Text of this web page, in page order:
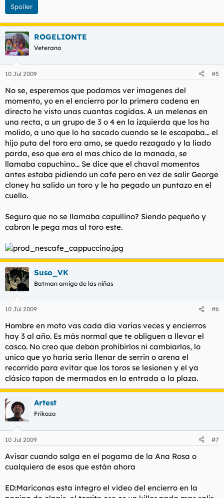
Spoiler
ROGELIONTE
Veterano
10 Jul 2009 #5
No se, esperemos que podamos ver imagenes del
momento, yo en el encierro por la primera cadena en
directo he visto unas cuantas cogidas. A un melenas en
una recta, a un grupo de 3 o 4 en la izquierda que los ha
molido, a uno que lo ha sacado cuando se le escapaba... el
hijo puta del toro era amo, se quedo rezagado y la liado
parda, eso que era el mas chico de la manada, se
llamaba capuchino... Se dice que el chaval momentos
antes estaba pidiendo un cafe pero en vez de salir George
cloney ha salido un toro y le ha pegado un puntazo en el
cuello.
Seguro que no se llamaba capullino? Siendo pequeño y
cabron le pega mas al toro este.
Suso_VK
Batman amigo de las niñas
10 Jul 2009 #6
Hombre en moto vas cada dia varias veces y encierros
hay 3 al año. Es más normal que te obliguen a llevar el
casco. No creo que deban prohibirlos ni cambiarlos, lo
unico que yo haria seria llenar de serrin o arena el
recorrido para evitar que los toros se lesionen y el ya
clásico tapon de mermados en la entrada a la plaza.
Artest
Frikazo
10 Jul 2009 #7
Avisar cuando salga en el pogama de la Ana Rosa o
cualquiera de esos que están ahora
ED:Mariconas esta integro el video del encierro en la